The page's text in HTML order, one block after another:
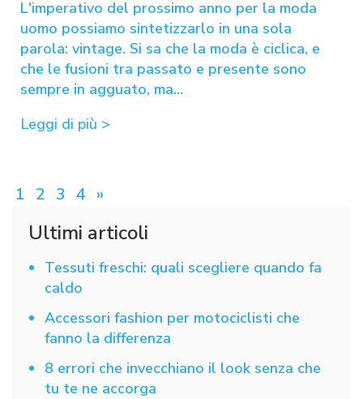
L'imperativo del prossimo anno per la moda
uomo possiamo sintetizzarlo in una sola
parola: vintage. Si sa che la moda è ciclica, e
che le fusioni tra passato e presente sono
sempre in agguato, ma…
Leggi di più >
Paginazione
degli
articoli
1 2 3 4 »
Ultimi articoli
Tessuti freschi: quali scegliere quando fa
caldo
Accessori fashion per motociclisti che
fanno la differenza
8 errori che invecchiano il look senza che
tu te ne accorga